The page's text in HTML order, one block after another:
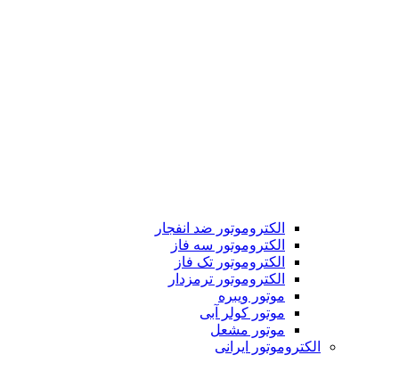
الکتروموتور ضد انفجار
الکتروموتور سه فاز
الکتروموتور تک فاز
الکتروموتور ترمزدار
موتور ویبره
موتور کولر آبی
موتور مشعل
الکتروموتور ایرانی